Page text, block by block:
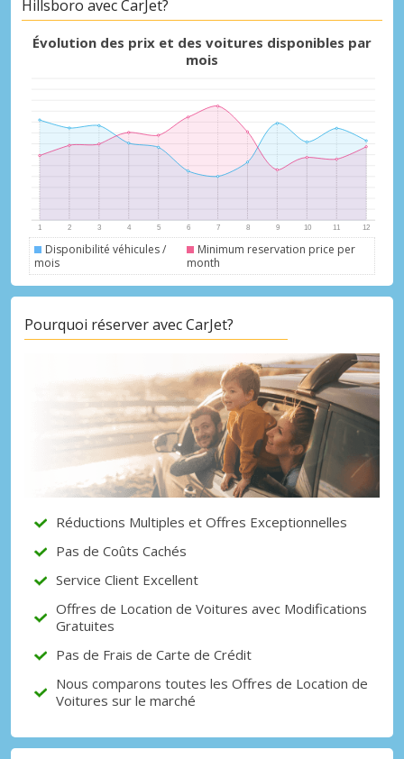
Promotions spéciales
Accédez à toutes vos réservations en un
seul endroit
Se connecter avec eLink
Hillsboro avec CarJet?
Évolution des prix et des voitures disponibles par
mois
Disponibilité véhicules /
mois
Minimum reservation price per
month
Pourquoi réserver avec CarJet?
Réductions Multiples et Offres Exceptionnelles
Pas de Coûts Cachés
Service Client Excellent
Offres de Location de Voitures avec Modifications
Gratuites
Pas de Frais de Carte de Crédit
Nous comparons toutes les Offres de Location de
Voitures sur le marché